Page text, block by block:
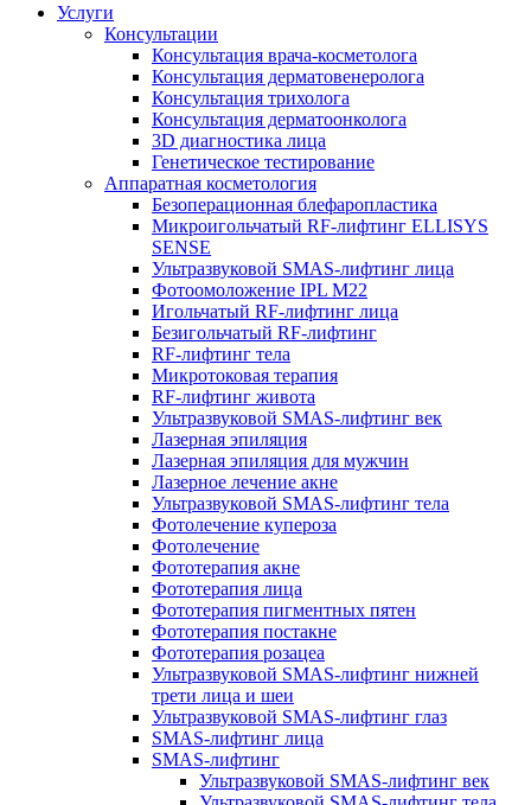
Услуги
Консультации
Консультация врача-косметолога
Консультация дерматовенеролога
Консультация трихолога
Консультация дерматоонколога
3D диагностика лица
Генетическое тестирование
Аппаратная косметология
Безоперационная блефаропластика
Микроигольчатый RF-лифтинг ELLISYS
SENSE
Ультразвуковой SMAS-лифтинг лица
Фотоомоложение IPL M22
Игольчатый RF-лифтинг лица
Безигольчатый RF-лифтинг
RF-лифтинг тела
Микротоковая терапия
RF-лифтинг живота
Ультразвуковой SMAS-лифтинг век
Лазерная эпиляция
Лазерная эпиляция для мужчин
Лазерное лечение акне
Ультразвуковой SMAS-лифтинг тела
Фотолечение купероза
Фотолечение
Фототерапия акне
Фототерапия лица
Фототерапия пигментных пятен
Фототерапия постакне
Фототерапия розацеа
Ультразвуковой SMAS-лифтинг нижней
трети лица и шеи
Ультразвуковой SMAS-лифтинг глаз
SMAS-лифтинг лица
SMAS-лифтинг
Ультразвуковой SMAS-лифтинг век